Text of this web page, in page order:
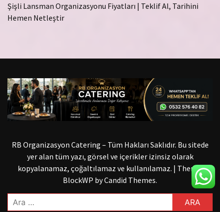
Şişli Lansman Organizasyonu Fiyatları | Teklif Al, Tarihini
Hemen Netleştir
RB Organizasyon Catering – Tüm Hakları Saklıdır. Bu sitede
yer alan tüm yazı, görsel ve içerikler izinsiz olarak
kopyalanamaz, çoğaltılamaz ve kullanılamaz. | Theme:
BlockWP byCandid Themes.
Arama: